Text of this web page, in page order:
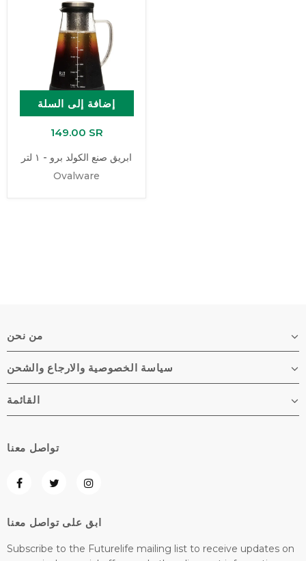
إضافة إلى السلة
149.00 SR
ابريق صنع الكولد برو - ١ لتر
Ovalware
من نحن
سياسة الخصوصية والارجاع والشحن
القائمة
تواصل معنا
ابق على تواصل معنا
Subscribe to the Futurelife mailing list to receive updates on